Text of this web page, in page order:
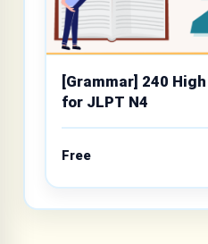
[Grammar] 240
for JLPT N4
Free